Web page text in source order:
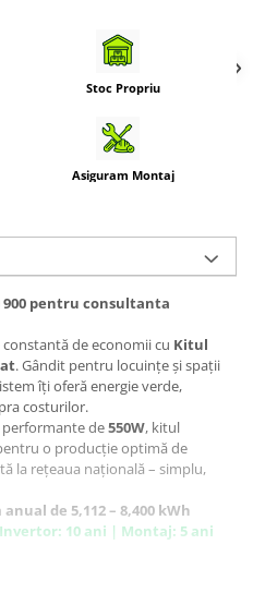
Stoc Propriu
Asiguram Montaj
900 pentru consultanta
de economii cu Kitul
. Gândit pentru locuințe și spații
îți oferă energie verde,
costurilor.
de550W, kitul
o producție optimă de
la rețeaua națională – simplu,
de 5,112 – 8,400 kWh
10 ani | Montaj: 5 ani